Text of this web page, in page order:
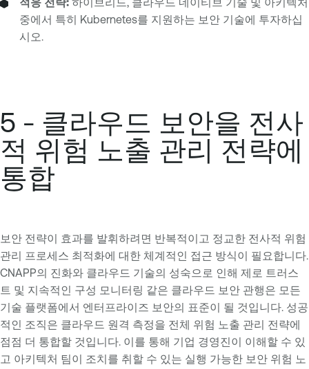
중에서 특히 Kubernetes를 지원하는 보안 기술에 투자하십
시오.
5 - 클라우드 보안을 전사
적 위험 노출 관리 전략에
통합
보안 전략이 효과를 발휘하려면 반복적이고 정교한 전사적 위험
관리 프로세스 최적화에 대한 체계적인 접근 방식이 필요합니다.
CNAPP의 진화와 클라우드 기술의 성숙으로 인해 제로 트러스
트 및 지속적인 구성 모니터링 같은 클라우드 보안 관행은 모든
기술 플랫폼에서 엔터프라이즈 보안의 표준이 될 것입니다. 성공
적인 조직은 클라우드 원격 측정을 전체 위험 노출 관리 전략에
점점 더 통합할 것입니다. 이를 통해 기업 경영진이 이해할 수 있
고 아키텍처 팀이 조치를 취할 수 있는 실행 가능한 보안 위험 노